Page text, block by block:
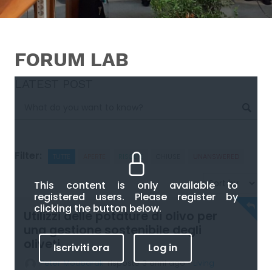
FORUM LAB
This content is only available to
registered users. Please register by
clicking the button below.
Iscriviti ora Log in
RISOLTE
Utilizzi delle potature di olivo per
una gestione sostenibile degli
oliveti
Peter Moubarakrisposte 3 anni ago•